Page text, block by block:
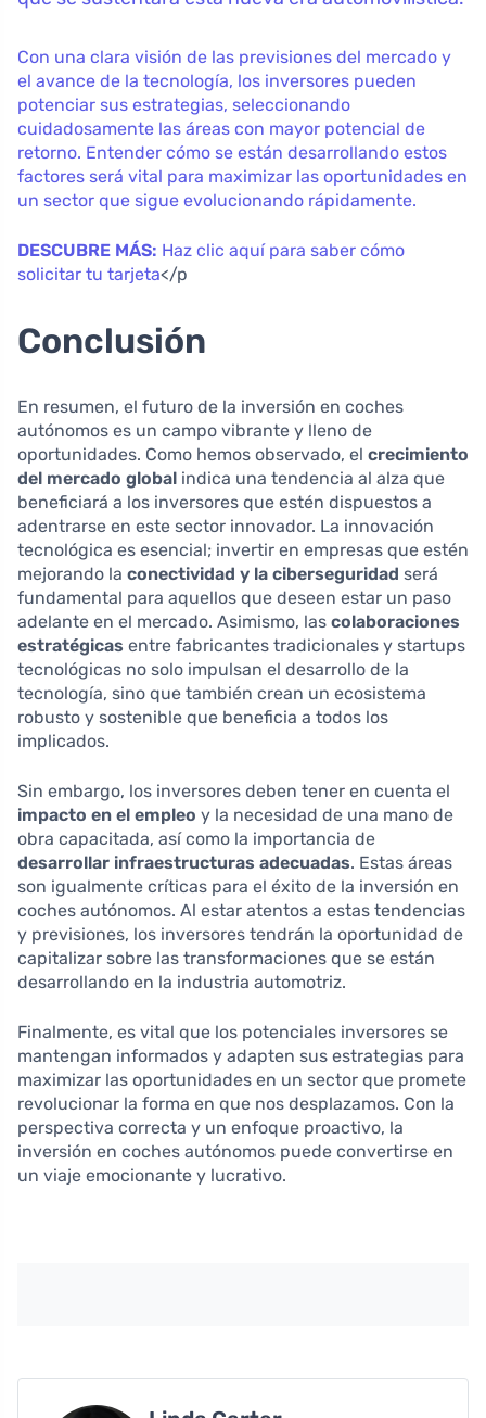
Con una clara visión de las previsiones del mercado y
el avance de la tecnología, los inversores pueden
potenciar sus estrategias, seleccionando
cuidadosamente las áreas con mayor potencial de
retorno. Entender cómo se están desarrollando estos
factores será vital para maximizar las oportunidades en
un sector que sigue evolucionando rápidamente.
DESCUBRE MÁS: Haz clic aquí para saber cómo
solicitar tu tarjeta</p
Conclusión
En resumen, el futuro de la inversión en coches
autónomos es un campo vibrante y lleno de
oportunidades. Como hemos observado, el crecimiento
del mercado global indica una tendencia al alza que
beneficiará a los inversores que estén dispuestos a
adentrarse en este sector innovador. La innovación
tecnológica es esencial; invertir en empresas que estén
mejorando la conectividad y la ciberseguridad será
fundamental para aquellos que deseen estar un paso
adelante en el mercado. Asimismo, las colaboraciones
estratégicas entre fabricantes tradicionales y startups
tecnológicas no solo impulsan el desarrollo de la
tecnología, sino que también crean un ecosistema
robusto y sostenible que beneficia a todos los
implicados.
Sin embargo, los inversores deben tener en cuenta el
impacto en el empleo y la necesidad de una mano de
obra capacitada, así como la importancia de
desarrollar infraestructuras adecuadas. Estas áreas
son igualmente críticas para el éxito de la inversión en
coches autónomos. Al estar atentos a estas tendencias
y previsiones, los inversores tendrán la oportunidad de
capitalizar sobre las transformaciones que se están
desarrollando en la industria automotriz.
Finalmente, es vital que los potenciales inversores se
mantengan informados y adapten sus estrategias para
maximizar las oportunidades en un sector que promete
revolucionar la forma en que nos desplazamos. Con la
perspectiva correcta y un enfoque proactivo, la
inversión en coches autónomos puede convertirse en
un viaje emocionante y lucrativo.